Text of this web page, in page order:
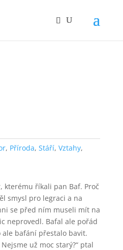
, Příroda, Stáří, Vztahy,
kterému říkali pan Baf. Proč
smysl pro legraci a na
se před ním museli mít na
neprovedl. Bafal ale pořád
bafání přestalo bavit.
už moc starý?“ ptal